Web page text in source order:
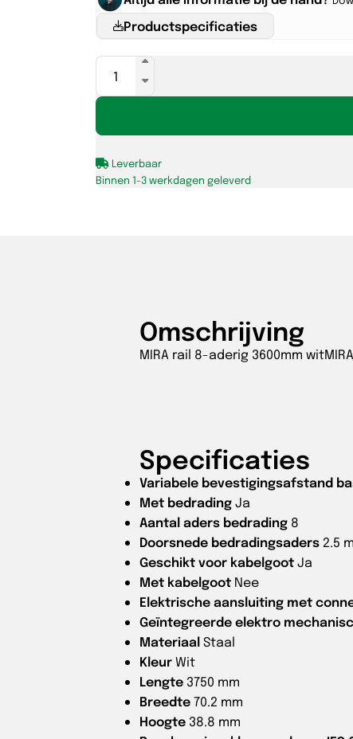
Productspecificaties
8-
wit
aantal
Leverbaar
Binnen 1-3 werkdagen geleverd
Omschrijving
MIRA rail 8-aderig 3600mm
Specificaties
Variabele bevestigingsafstand
Met bedradingJa
Aantal aders bedrading 8
Doorsnede bedradingsaders 2.5
Geschikt voor kabelgootJa
Met kabelgoot Nee
Elektrische aansluiting met
Geïntegreerde elektro
MateriaalStaal
KleurWit
Lengte 3750 mm
Breedte70.2 mm
Hoogte 38.8 mm